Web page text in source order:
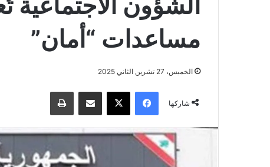
مساعدات “أمان”
الخميس، 27 تشرين الثاني 2025
شاركها
فيسبوك ‫X مشاركة عبر البريد طباعة